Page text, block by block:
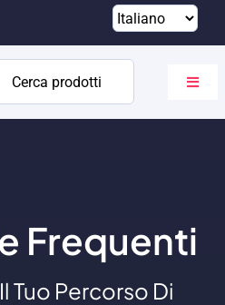
Frequenti
Tuo Percorso Di